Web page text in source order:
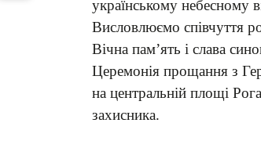
українському небесному
Висловлюємо співчуття
Вічна пам’ять і слава
Церемонія прощання з
на центральній площі
захисника.